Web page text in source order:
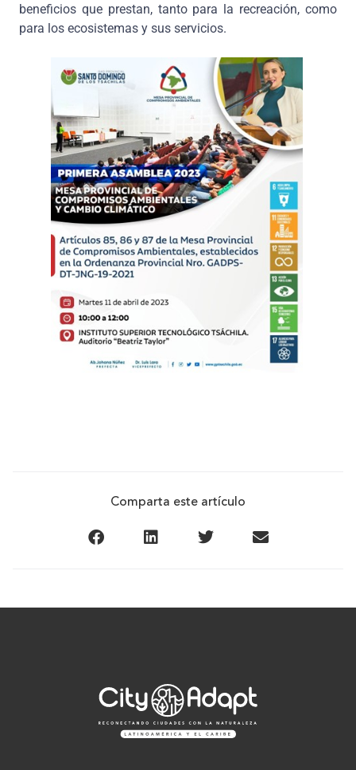
beneficios que prestan, tanto para la recreación, como
para los ecosistemas y sus servicios.
Comparta este artículo